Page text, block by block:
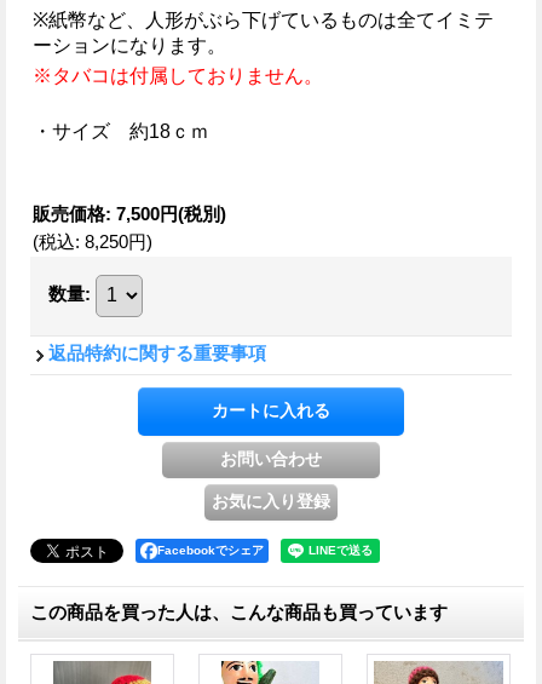
※紙幣など、人形がぶら下げているものは全てイミテ
ーションになります。
※タバコは付属しておりません。
・サイズ 約18ｃｍ
販売価格: 7,500円(税別)
(税込: 8,250円)
数量:
返品特約に関する重要事項
Facebookでシェア
この商品を買った人は、こんな商品も買っています